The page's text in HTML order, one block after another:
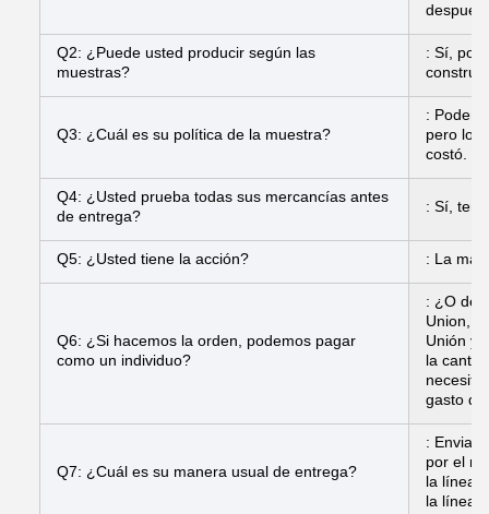
después
Q2: ¿Puede usted producir según las
muestras?
: Sí,
Q3: ¿Cuál es su política de la muestra?
:
pero los
costó.
Q4: ¿Usted prueba todas sus mercancías antes
de entrega?
: Sí,
Q5: ¿Usted tiene la acción? : La
Q6: ¿Si hacemos la orden, podemos pagar
como un individuo?
: ¿O
Union,
Unión y
la
gasto
Q7: ¿Cuál es su manera usual de entrega?
:
por el
la línea
la línea